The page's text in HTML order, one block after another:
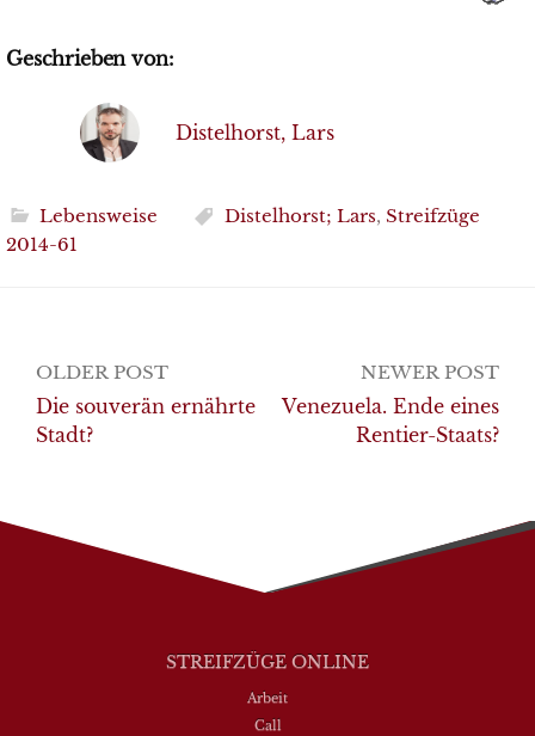
Geschrieben von:
Distelhorst, Lars
Lebensweise Distelhorst; Lars, Streifzüge
2014-61
Post
navigation
OLDER POST
Die souverän ernährte
Stadt?
NEWER POST
Venezuela. Ende eines
Rentier-Staats?
STREIFZÜGE ONLINE
Arbeit
Call